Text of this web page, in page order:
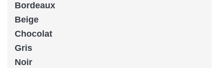
Bordeaux
Beige
Chocolat
Gris
Noir